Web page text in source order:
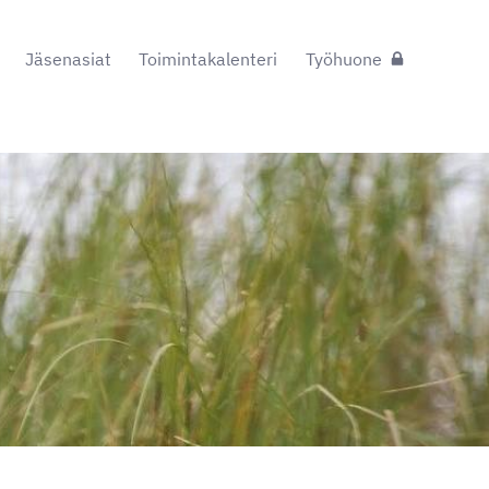
Jäsenasiat Toimintakalenteri Työhuone